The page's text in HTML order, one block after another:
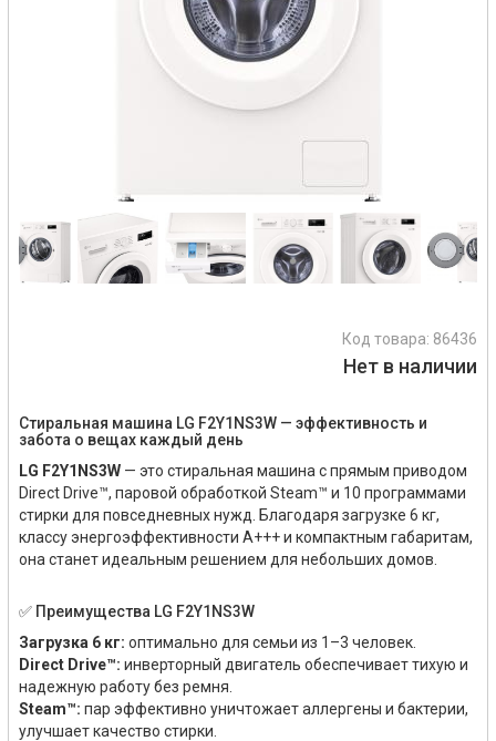
Код товара: 86436
Нет в наличии
Стиральная машина LG F2Y1NS3W — эффективность и
забота о вещах каждый день
LG F2Y1NS3W — это стиральная машина с прямым приводом
Direct Drive™, паровой обработкой Steam™ и 10 программами
стирки для повседневных нужд. Благодаря загрузке 6 кг,
классу энергоэффективности A+++ и компактным габаритам,
она станет идеальным решением для небольших домов.
✅ Преимущества LG F2Y1NS3W
Загрузка 6 кг: оптимально для семьи из 1–3 человек.
Direct Drive™: инверторный двигатель обеспечивает тихую и
надежную работу без ремня.
Steam™: пар эффективно уничтожает аллергены и бактерии,
улучшает качество стирки.